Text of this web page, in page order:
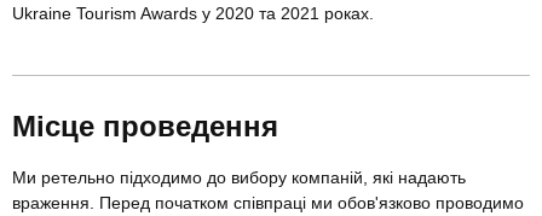
Ukraine Tourism Awards у 2020 та 2021 роках.
Місце проведення
Ми ретельно підходимо до вибору компаній, які надають
враження. Перед початком співпраці ми обов'язково проводимо